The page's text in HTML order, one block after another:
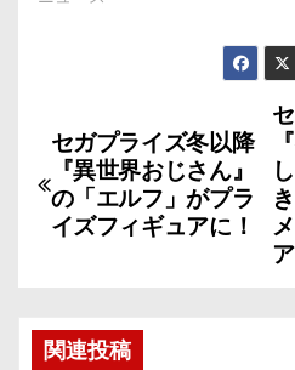
投
稿
ナ
ゲ
セガプライズ冬以降
『異世界おじさん』
の「エルフ」がプラ
イズフィギュアに！
関連投稿